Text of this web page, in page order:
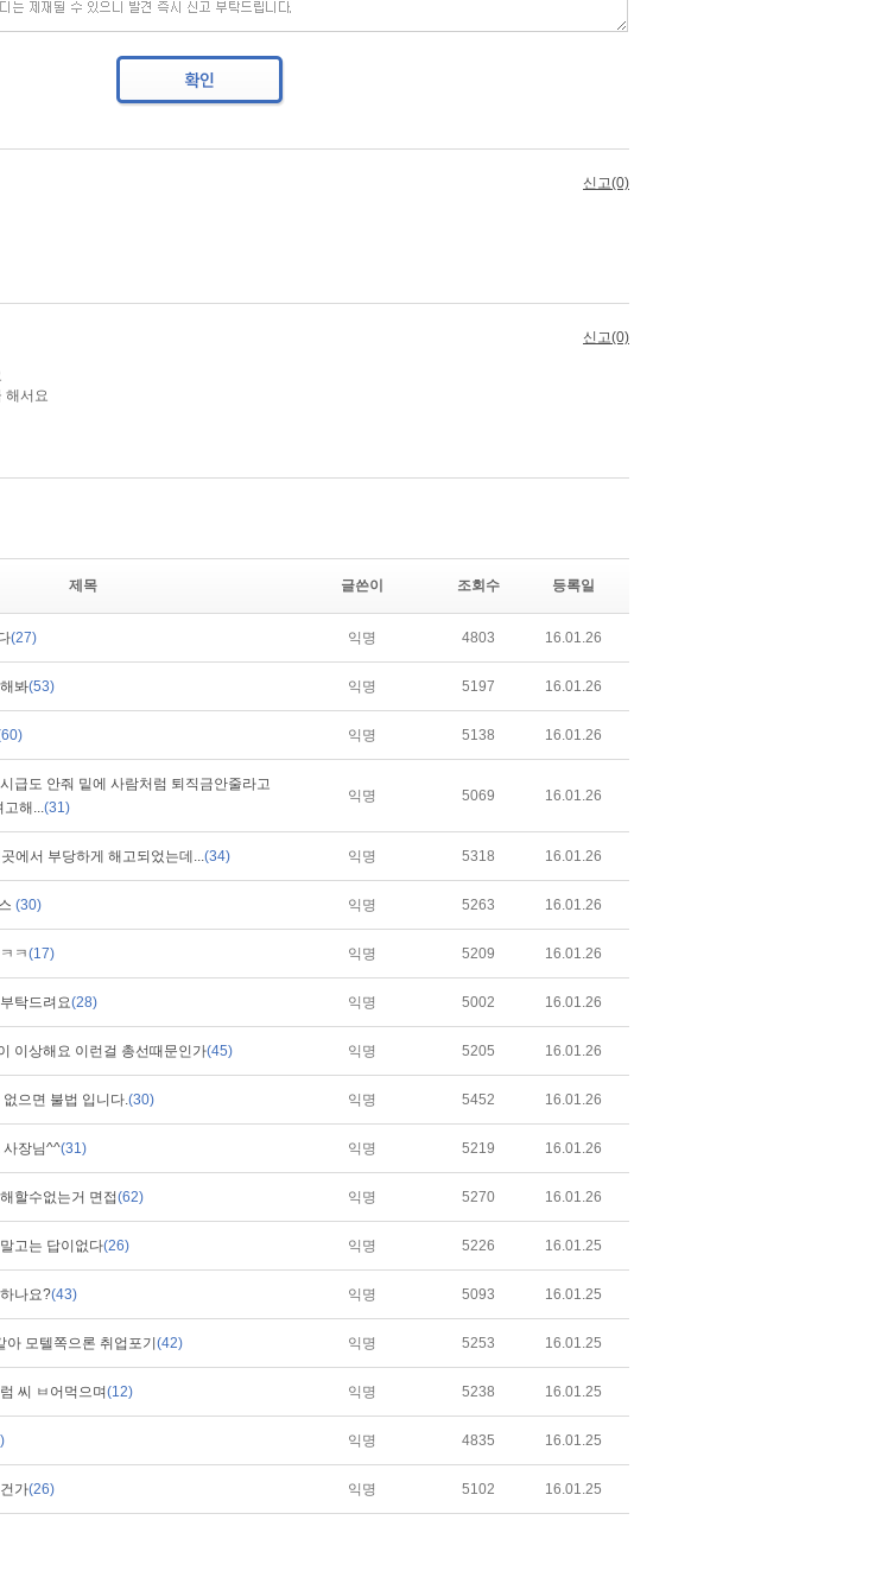
제목 글쓴이 조회수 등록일
(27) 익명 4803 16.01.26
봐(53) 익명 5197 16.01.26
익명 5138 16.01.26
급도 안줘 밑에 사람처럼 퇴직금안줄라고
고해...(31)
익명 5069 16.01.26
에서 부당하게 해고되었는데...(34) 익명 5318 16.01.26
(30) 익명 5263 16.01.26
ㅋ(17) 익명 5209 16.01.26
탁드려요(28) 익명 5002 16.01.26
이상해요 이런걸 총선때문인가(45) 익명 5205 16.01.26
으면 불법 입니다.(30) 익명 5452 16.01.26
사장님^^(31) 익명 5219 16.01.26
할수없는거 면접(62) 익명 5270 16.01.26
고는 답이없다(26) 익명 5226 16.01.25
나요?(43) 익명 5093 16.01.25
모텔쪽으론 취업포기 (42) 익명 5253 16.01.25
씨 ㅂ어먹으며(12) 익명 5238 16.01.25
익명 4835 16.01.25
가(26) 익명 5102 16.01.25